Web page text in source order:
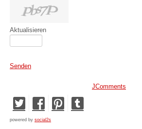
Aktualisieren
Senden
JComments
powered by social2s